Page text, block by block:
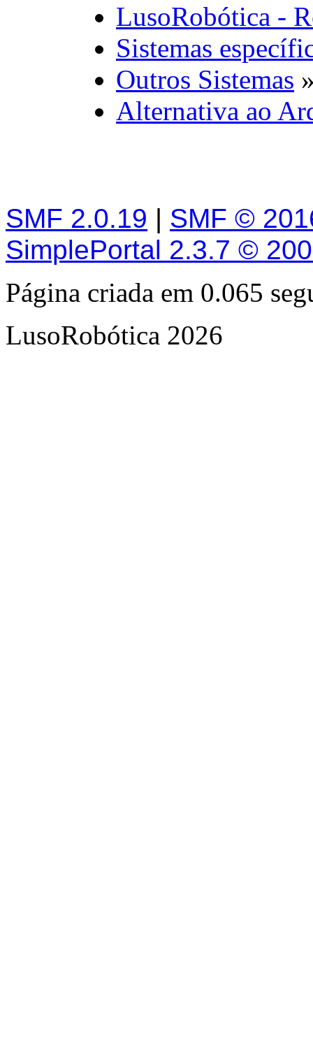
LusoRobótica -
Sistemas
Outros Sistemas
Alternativa ao
SMF 2.0.19 | SMF ©
SimplePortal 2.3.7 ©
Página criada em 0.065
LusoRobótica 2026